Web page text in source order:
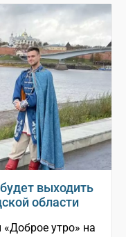
выходить
области
утро» на